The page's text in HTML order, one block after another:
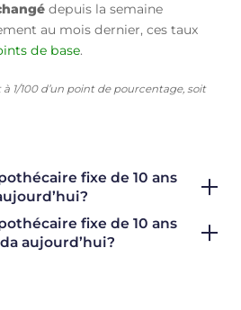
depuis la semaine
au mois dernier, ces taux
de base.
1/100 d’un point de pourcentage, soit
fixe de 10 ans
fixe de 10 ans
aujourd’hui?